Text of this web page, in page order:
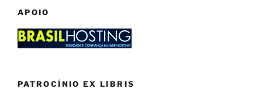
APOIO
PATROCÍNIO EX LIBRIS